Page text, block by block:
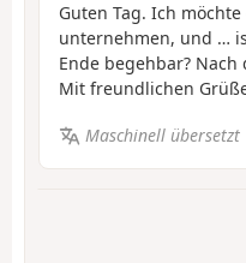
Guten Tag. Ich
unternehmen, und …
Ende begehbar?
Mit freundlichen
Maschinell übersetzt